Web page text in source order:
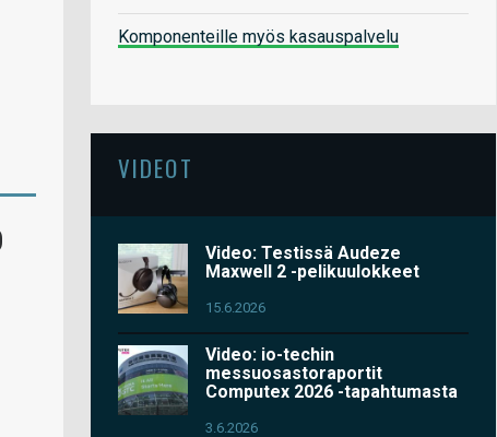
Komponenteille myös kasauspalvelu
VIDEOT
Video: Testissä Audeze
Maxwell 2 -pelikuulokkeet
15.6.2026
Video: io-techin
messuosastoraportit
Computex 2026 -tapahtumasta
3.6.2026